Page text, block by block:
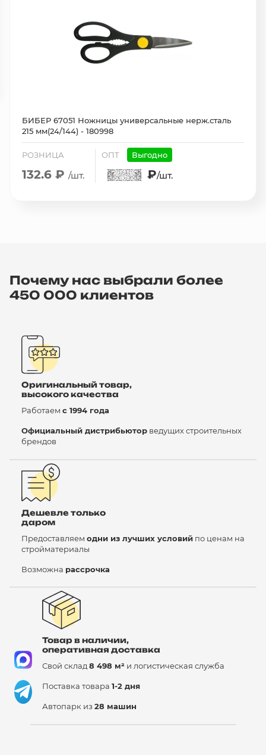
БИБЕР 67051 Ножницы универсальные нерж.сталь
215 мм(24/144) - 180998
РОЗНИЦА
132.6 ₽ /шт.
ОПТ Выгодно
₽/шт.
Почему нас выбрали более
450 000 клиентов
Оригинальный товар,
высокого качества
Работаем с 1994 года
Официальный дистрибьютор ведущих строительных
брендов
Дешевле только
даром
Предоставляем одни из лучших условий по ценам на
стройматериалы
Возможна рассрочка
Товар в наличии,
оперативная доставка
Свой склад 8 498 м² и логистическая служба
Поставка товара 1-2 дня
Автопарк из 28 машин